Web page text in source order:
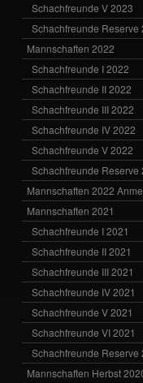
Schachfreunde V 2023
Schachfreunde Reserve
Mannschaften 2022
Schachfreunde I 2022
Schachfreunde II 2022
Schachfreunde III 2022
Schachfreunde IV 2022
Schachfreunde V 2022
Schachfreunde Reserve
Mannschaften 2022
Mannschaften 2021
Schachfreunde I 2021
Schachfreunde II 2021
Schachfreunde III 2021
Schachfreunde IV 2021
Schachfreunde V 2021
Schachfreunde VI 2021
Schachfreunde Reserve
Mannschaften Herbst